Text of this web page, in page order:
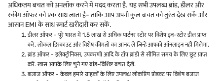
अधिकतम बचत को अनलॉक करने में मदद करता है. यह सभी उपलब्ध ब्रांड, डीलर और
स्कीम ऑफर को एक साथ लाता है- ताकि आप अपनी कुल बचत को तुरंत देख सकें और
आसान EMI के साथ स्मार्ट खरीदारी कर सकें.
डीलर ऑफर - पूरे भारत में 1.5 लाख से अधिक पार्टनर स्टोर पर विशेष इन-स्टोर डील प्राप्त
करें. लोकल डिस्काउंट और विशेष कीमतों का आनंद लें जिन्हें आपको ऑनलाइन नहीं मिलेगा.
ब्रांड ऑफर - इलेक्ट्रॉनिक्स, उपकरणों आदि के टॉप ब्रांडों से सीमित समय के लिए छूट प्राप्त
करें. खास आपके लिए चुने गए ब्रांड-विशिष्ट बचत देखें.
बजाज ऑफर - केवल हमारे ग्राहकों के लिए उपलब्ध लोकप्रिय प्रोडक्ट पर विशेष बजाज